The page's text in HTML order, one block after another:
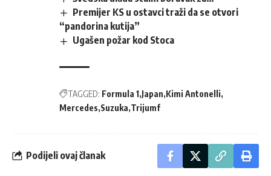
Premijer KS u ostavci traži da se otvori
“pandorina kutija”
Ugašen požar kod Stoca
TAGGED: Formula 1 Japan Kimi Antonelli
Mercedes Suzuka Trijumf
Podijeli ovaj članak